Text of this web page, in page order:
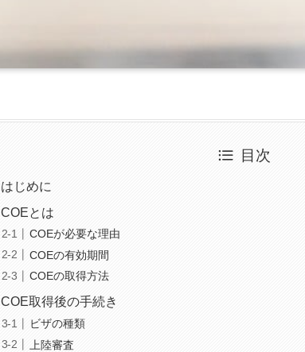
目次
はじめに
COEとは
COEが必要な理由
COEの有効期間
COEの取得方法
COE取得後の手続き
ビザの種類
上陸審査